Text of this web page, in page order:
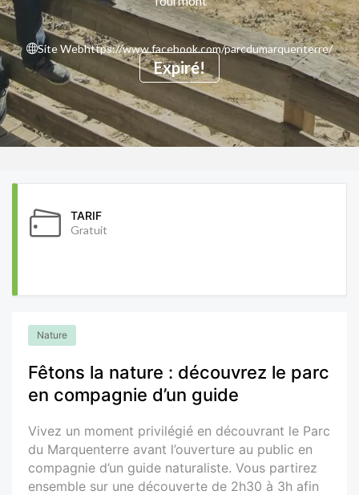
Expiré!
Site Webhttps://www.facebook.com/parcdumarquenterre/
TARIF
Gratuit
Nature
Fêtons la nature : découvrez le parc
en compagnie d’un guide
Vivez un moment privilégié en découvrant le Parc
du Marquenterre avant l’ouverture au public en
compagnie d’un guide naturaliste. Vous partirez
ensemble sur une découverte de 2h30 à 3h afin